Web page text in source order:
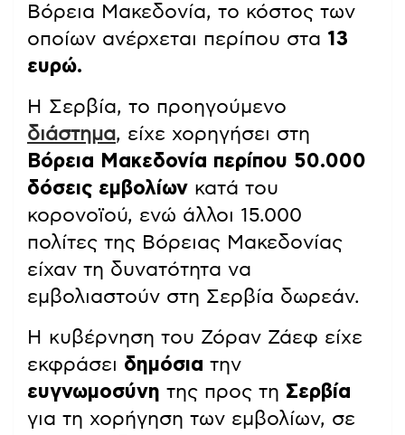
Βόρεια Μακεδονία, το κόστος των
οποίων ανέρχεται περίπου στα 13
ευρώ.
Η Σερβία, το προηγούμενο
διάστημα, είχε χορηγήσει στη
Βόρεια Μακεδονία περίπου 50.000
δόσεις εμβολίων κατά του
κορονοϊού, ενώ άλλοι 15.000
πολίτες της Βόρειας Μακεδονίας
είχαν τη δυνατότητα να
εμβολιαστούν στη Σερβία δωρεάν.
Η κυβέρνηση του Ζόραν Ζάεφ είχε
εκφράσει δημόσια την
ευγνωμοσύνη της προς τη Σερβία
για τη χορήγηση των εμβολίων, σε